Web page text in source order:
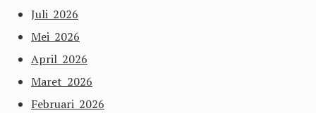
Juli 2026
Mei 2026
April 2026
Maret 2026
Februari 2026